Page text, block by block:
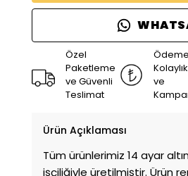
Özel
Paketleme
ve Güvenli
Teslimat
Ödeme
ve
Ürün Açıklaması
Tüm ürünlerimiz 14 ayar
işçiliğiyle üretilmiştir. Ürün